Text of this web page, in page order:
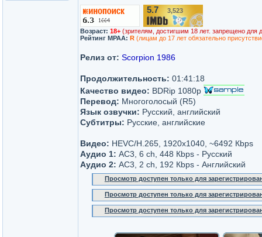
5.7 3,523
Возраст: 18+ (зрителям, достигшим 18 лет. запрещено для
Рейтинг MPAA: R (лицам до 17 лет обязательно
Релиз от: Scorpion 1986
Продолжительность: 01:41:18
Качество видео: BDRip 1080p
Перевод: Многоголосый (R5)
Язык озвучки: Русский, английский
Субтитры: Русские, английские
Видео: HEVC/H.265, 1920x1040, ~6492 Кbps
Аудио 1: AC3, 6 ch, 448 Кbps - Русский
Аудио 2: AC3, 2 ch, 192 Кbps - Английский
Просмотр доступен только для
Просмотр доступен только для
Просмотр доступен только для